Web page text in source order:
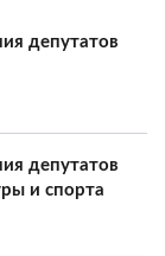
депутатов
депутатов
и спорта